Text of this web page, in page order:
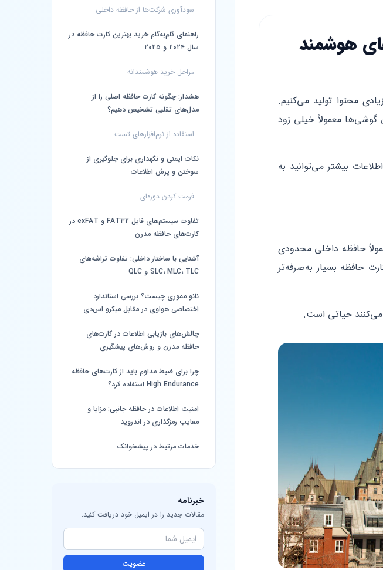
سودآوری شرکت‌ها از حافظه داخلی
راهنمای گام‌به‌گام خرید بهترین کارت حافظه در
سال ۲۰۲۴ و ۲۰۲۵
مراحل خرید هوشمندانه
هشدار: چگونه کارت حافظه اصلی را از
مدل‌های تقلبی تشخیص دهیم؟
استفاده از نرم‌افزارهای تست
نکات ایمنی و نگهداری برای جلوگیری از
سوختن و پرش اطلاعات
فرمت کردن دوره‌ای
تفاوت سیستم‌های فایل FAT32 و exFAT در
کارت‌های حافظه مدرن
آشنایی با ساختار داخلی: تفاوت تراشه‌های
SLC، MLC، TLC و QLC
نانو مموری چیست؟ بررسی استاندارد
اختصاصی هواوی در مقابل میکرو اس‌دی
چالش‌های بازیابی اطلاعات در کارت‌های
حافظه مدرن و روش‌های پیشگیری
چرا برای ضبط مداوم باید از کارت‌های حافظه
High Endurance استفاده کرد؟
امنیت اطلاعات در حافظه جانبی: مزایا و
معایب رمزگذاری در اندروید
خدمات مرتبط در پیشخوانک
خبرنامه
مقالات جدید را در ایمیل خود دریافت کنید.
عضویت
هوشمند
محتوا تولید می‌کنیم.
معمولاً خیلی زود
بیشتر می‌توانید به
حافظه داخلی محدودی
حافظه بسیار به‌صرفه‌تر
می‌کنند حیاتی است.